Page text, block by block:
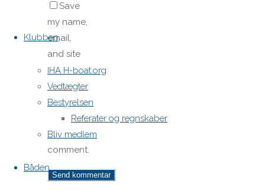
Klubben
IHA H-boat.org
Vedtægter
Bestyrelsen
Referater og regnskaber
Bliv medlem
Båden
Save
my name,
email,
and site
URL in my
browser
for next
time I
post a
comment.